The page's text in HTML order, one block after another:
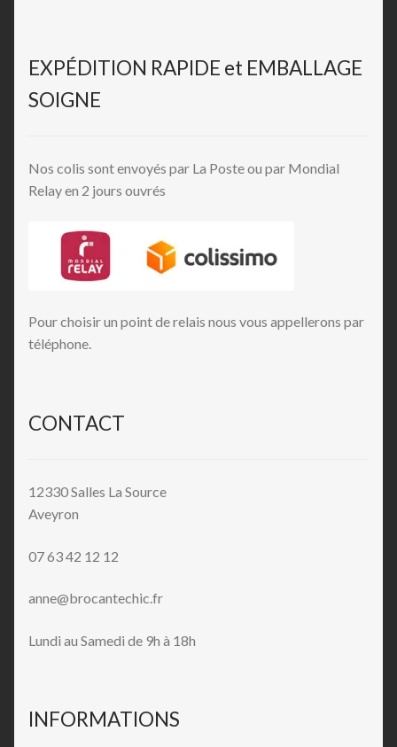
EXPÉDITION RAPIDE et EMBALLAGE
SOIGNE
Nos colis sont envoyés par La Poste ou par Mondial
Relay en 2 jours ouvrés
Pour choisir un point de relais nous vous appellerons par
téléphone.
CONTACT
12330 Salles La Source
Aveyron
07 63 42 12 12
anne@brocantechic.fr
Lundi au Samedi de 9h à 18h
INFORMATIONS